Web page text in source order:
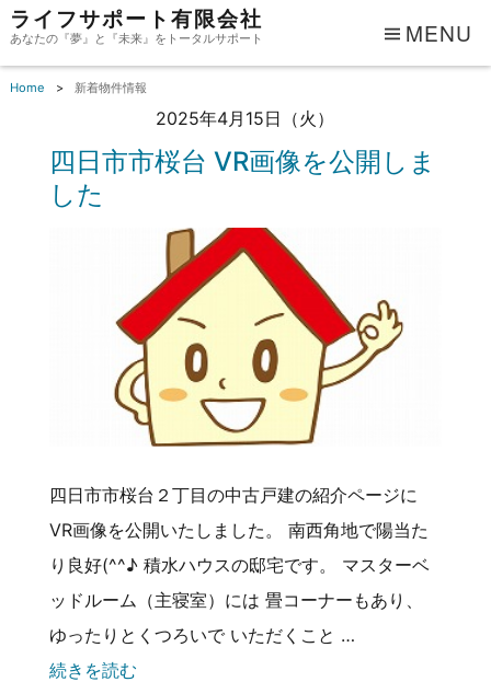
ライフサポート有限会社
あなたの『夢』と『未来』をトータルサポート MENU
Home 新着物件情報
2025年4月15日（火）
四日市市桜台 VR画像を公開しま
した
四日市市桜台２丁目の中古戸建の紹介ページに
VR画像を公開いたしました。 南西角地で陽当た
り良好(^^♪ 積水ハウスの邸宅です。 マスターベ
ッドルーム（主寝室）には 畳コーナーもあり、
ゆったりとくつろいで いただくこと …
続きを読む